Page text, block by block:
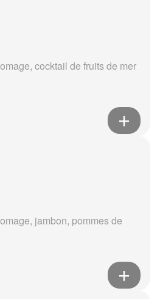
cocktail de fruits de mer
jambon, pommes de